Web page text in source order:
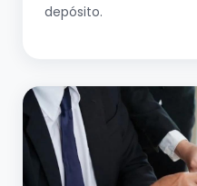
depósito.